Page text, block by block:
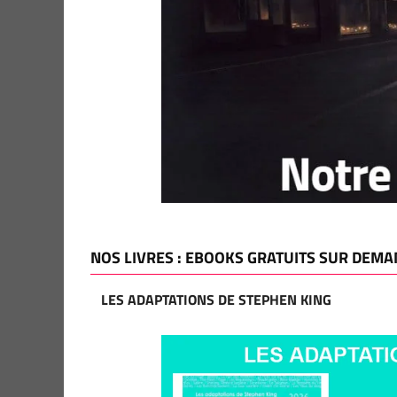
NOS LIVRES : EBOOKS GRATUITS SUR
LES ADAPTATIONS DE STEPHEN KING